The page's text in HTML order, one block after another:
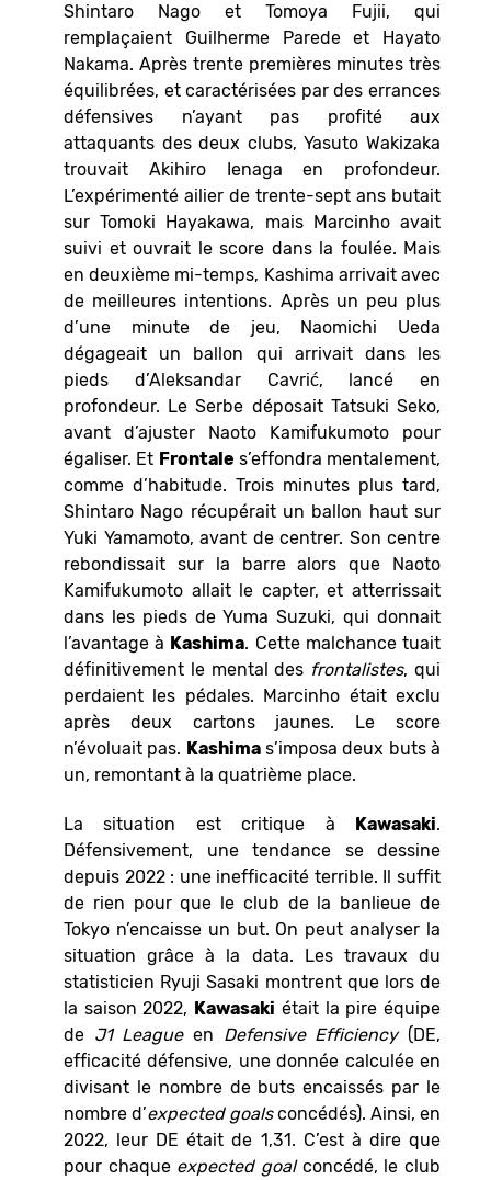
Shintaro Nago et Tomoya Fujii, qui
remplaçaient Guilherme Parede et Hayato
Nakama. Après trente premières minutes très
équilibrées, et caractérisées par des errances
défensives n’ayant pas profité aux
attaquants des deux clubs, Yasuto Wakizaka
trouvait Akihiro Ienaga en profondeur.
L’expérimenté ailier de trente-sept ans butait
sur Tomoki Hayakawa, mais Marcinho avait
suivi et ouvrait le score dans la foulée. Mais
en deuxième mi-temps, Kashima arrivait avec
de meilleures intentions. Après un peu plus
d’une minute de jeu, Naomichi Ueda
dégageait un ballon qui arrivait dans les
pieds d’Aleksandar Cavrić, lancé en
profondeur. Le Serbe déposait Tatsuki Seko,
avant d’ajuster Naoto Kamifukumoto pour
égaliser. Et Frontale s’effondra mentalement,
comme d’habitude. Trois minutes plus tard,
Shintaro Nago récupérait un ballon haut sur
Yuki Yamamoto, avant de centrer. Son centre
rebondissait sur la barre alors que Naoto
Kamifukumoto allait le capter, et atterrissait
dans les pieds de Yuma Suzuki, qui donnait
l’avantage à Kashima. Cette malchance tuait
définitivement le mental des frontalistes, qui
perdaient les pédales. Marcinho était exclu
après deux cartons jaunes. Le score
n’évoluait pas. Kashimas’imposa deux buts à
un, remontant à la quatrième place.
La situation est critique à Kawasaki.
Défensivement, une tendance se dessine
depuis 2022 : une inefficacité terrible. Il suffit
de rien pour que le club de la banlieue de
Tokyo n’encaisse un but. On peut analyser la
situation grâce à la data. Les travaux du
statisticien Ryuji Sasaki montrent que lors de
la saison 2022, Kawasaki était la pire équipe
de J1 Leagueen Defensive Efficiency(DE,
efficacité défensive, une donnée calculée en
divisant le nombre de buts encaissés par le
nombre d’expected goalsconcédés). Ainsi, en
2022, leur DE était de 1,31. C’est à dire que
pour chaque expected goalconcédé, le club